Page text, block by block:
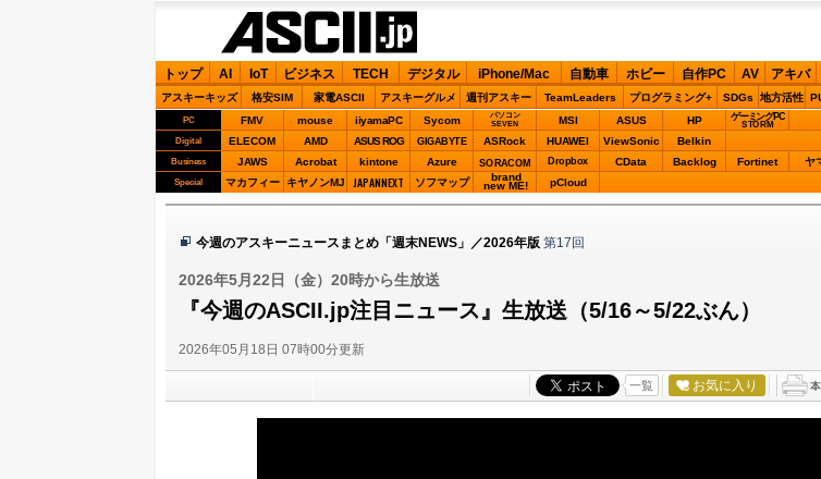
ASCII.jp
トップ AI IoT ビジネス TECH デジタル iPhone/Mac 自動車 ホビー 自作PC AV アキバ
アスキーキッズ 格安SIM 家電ASCII アスキーグルメ 週刊アスキー TeamLeaders プログラミング+ SDGs 地方活性
PC FMV mouse iiyamaPC Sycom
パソコン
SEVEN
MSI ASUS HP ゲーミングPC
STORM
Digital ELECOM AMD ASUS ROG GIGABYTE ASRock HUAWEI ViewSonic Belkin
Business JAWS Acrobat kintone Azure SORACOM Dropbox CData Backlog Fortinet ヤ
Special マカフィー キヤノンMJ JAPANNEXT ソフマップ brand
new ME! pCloud
今週のアスキーニュースまとめ「週末NEWS」／2026年版 第17回
2026年5月22日（金）20時から生放送
『今週のASCII.jp注目ニュース』生放送（5/16～5/22ぶん）
2026年05月18日 07時00分更新
一覧 お気に入り